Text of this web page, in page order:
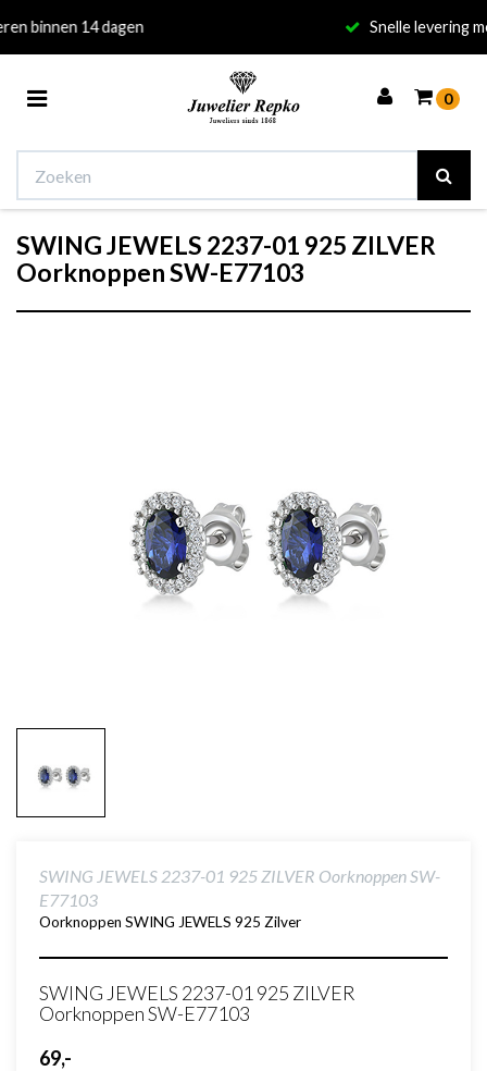
Snelle levering met uitstekende service
Toggle
0
Winkelwagen
SWING JEWELS 2237-01 925 ZILVER
Oorknoppen SW-E77103
SWING JEWELS 2237-01 925 ZILVER Oorknoppen SW-
E77103
Oorknoppen SWING JEWELS 925 Zilver
SWING JEWELS 2237-01 925 ZILVER
Oorknoppen SW-E77103
69,-